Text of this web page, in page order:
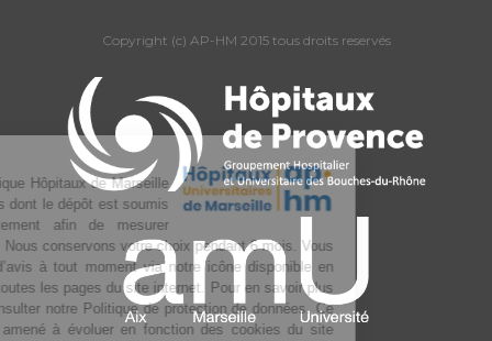
Copyright (c) AP-HM 2015 tous droits reservés
L’Assistance publique Hôpitaux de Marseille
utilise des cookies dont le dépôt est soumis
à votre consentement afin de mesurer
l’audience du site. Nous conservons votre choix pendant 6 mois. Vous
pouvez changer d’avis à tout moment via notre icône disponible en
bas à gauche de toutes les pages du site internet. Pour en savoir plus
sur la gestion, consulter notre Politique de protection de données. Ce
texte pourra être amené à évoluer en fonction des cookies du site